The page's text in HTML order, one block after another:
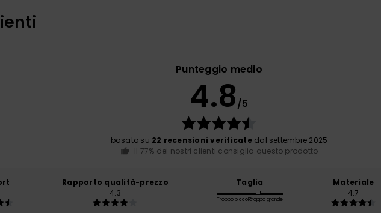
Punteggio medio
4.8/5
basato su 22 recensioni verificatedal settembre 2025
Il 77% dei nostri clienti consiglia questo prodotto
Rapporto qualità-prezzo
4.3
Taglia
Troppo piccoloTroppo grande
Materiale
4.7